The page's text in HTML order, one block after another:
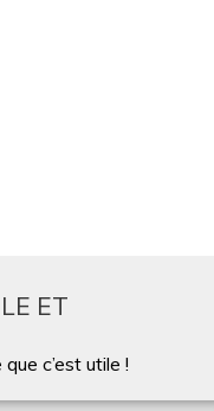
ET
c’est utile !